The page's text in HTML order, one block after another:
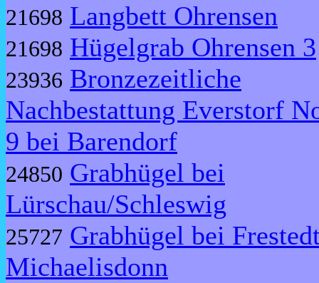
21698 Langbett Ohrensen
21698 Hügelgrab Ohrensen 3
23936 Bronzezeitliche
Nachbestattung Everstorf
9 bei Barendorf
24850 Grabhügel bei
Lürschau/Schleswig
25727 Grabhügel bei
Michaelisdonn